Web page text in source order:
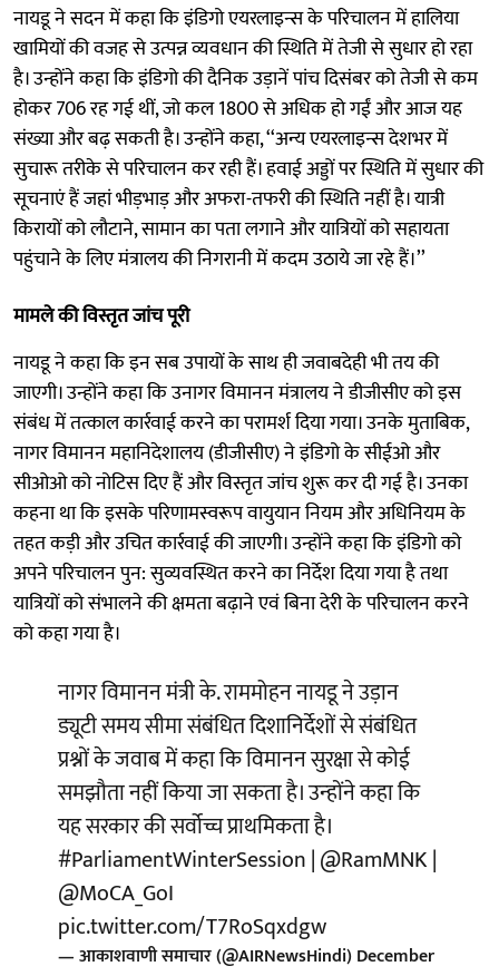
नायडू ने सदन में कहा कि इंडिगो एयरलाइन्स के परिचालन में हालिया
खामियों की वजह से उत्पन्न व्यवधान की स्थिति में तेजी से सुधार हो रहा
है। उन्होंने कहा कि इंडिगो की दैनिक उड़ानें पांच दिसंबर को तेजी से कम
होकर 706 रह गई थीं, जो कल 1800 से अधिक हो गईं और आज यह
संख्या और बढ़ सकती है। उन्होंने कहा, ‘‘अन्य एयरलाइन्स देशभर में
सुचारू तरीके से परिचालन कर रही हैं। हवाई अड्डों पर स्थिति में सुधार की
सूचनाएं हैं जहां भीड़भाड़ और अफरा-तफरी की स्थिति नहीं है। यात्री
किरायों को लौटाने, सामान का पता लगाने और यात्रियों को सहायता
पहुंचाने के लिए मंत्रालय की निगरानी में कदम उठाये जा रहे हैं।’’
मामले की विस्तृत जांच पूरी
नायडू ने कहा कि इन सब उपायों के साथ ही जवाबदेही भी तय की
जाएगी। उन्होंने कहा कि उनागर विमानन मंत्रालय ने डीजीसीए को इस
संबंध में तत्काल कार्रवाई करने का परामर्श दिया गया। उनके मुताबिक,
नागर विमानन महानिदेशालय (डीजीसीए) ने इंडिगो के सीईओ और
सीओओ को नोटिस दिए हैं और विस्तृत जांच शुरू कर दी गई है। उनका
कहना था कि इसके परिणामस्वरूप वायुयान नियम और अधिनियम के
तहत कड़ी और उचित कार्रवाई की जाएगी। उन्होंने कहा कि इंडिगो को
अपने परिचालन पुन: सुव्यवस्थित करने का निर्देश दिया गया है तथा
यात्रियों को संभालने की क्षमता बढ़ाने एवं बिना देरी के परिचालन करने
को कहा गया है।
नागर विमानन मंत्री के. राममोहन नायडू ने उड़ान
ड्यूटी समय सीमा संबंधित दिशानिर्देशों से संबंधित
प्रश्नों के जवाब में कहा कि विमानन सुरक्षा से कोई
समझौता नहीं किया जा सकता है। उन्‍होंने कहा कि
यह सरकार की सर्वोच्च प्राथमिकता है।
#ParliamentWinterSession|@RamMNK|
@MoCA_GoI
pic.twitter.com/T7RoSqxdgw
— आकाशवाणी समाचार (@AIRNewsHindi)December